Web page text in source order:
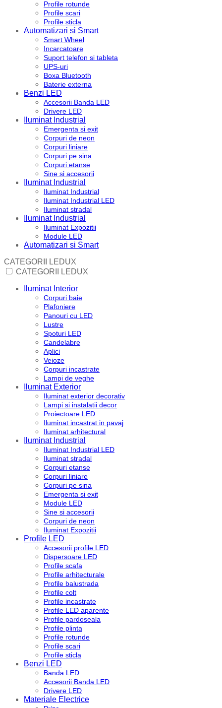
Profile rotunde
Profile scari
Profile sticla
Automatizari si Smart
Smart Wheel
Incarcatoare
Suport telefon si tableta
UPS-uri
Boxa Bluetooth
Baterie externa
Benzi LED
Accesorii Banda LED
Drivere LED
Iluminat Industrial
Emergenta si exit
Corpuri de neon
Corpuri liniare
Corpuri pe sina
Corpuri etanse
Sine si accesorii
Iluminat Industrial
Iluminat Industrial
Iluminat Industrial LED
Iluminat stradal
Iluminat Industrial
Iluminat Expozitii
Module LED
Automatizari si Smart
CATEGORII LEDUX
CATEGORII LEDUX
Iluminat Interior
Corpuri baie
Plafoniere
Panouri cu LED
Lustre
Spoturi LED
Candelabre
Aplici
Veioze
Corpuri incastrate
Lampi de veghe
Iluminat Exterior
Iluminat exterior decorativ
Lampi si instalatii decor
Proiectoare LED
Iluminat incastrat in pavaj
Iluminat arhitectural
Iluminat Industrial
Iluminat Industrial LED
Iluminat stradal
Corpuri etanse
Corpuri liniare
Corpuri pe sina
Emergenta si exit
Module LED
Sine si accesorii
Corpuri de neon
Iluminat Expozitii
Profile LED
Accesorii profile LED
Dispersoare LED
Profile scafa
Profile arhitecturale
Profile balustrada
Profile colt
Profile incastrate
Profile LED aparente
Profile pardoseala
Profile plinta
Profile rotunde
Profile scari
Profile sticla
Benzi LED
Banda LED
Accesorii Banda LED
Drivere LED
Materiale Electrice